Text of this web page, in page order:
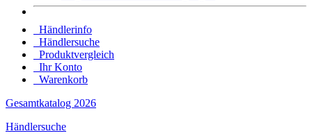
Händlerinfo
Händlersuche
Produktvergleich
Ihr Konto
Warenkorb
Gesamtkatalog 2026
Händlersuche